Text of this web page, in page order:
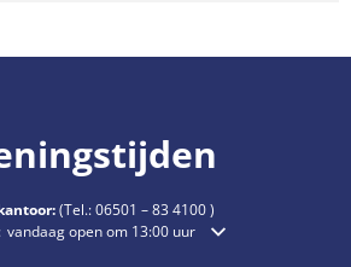
(Tel.:06501 – 83 4100)
openings- of sluitingstijden te verbergen
vandaag open om 13:00 uur